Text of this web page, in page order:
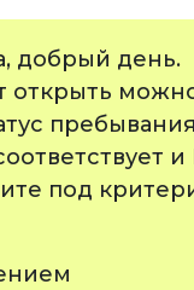
добрый день.
открыть
под